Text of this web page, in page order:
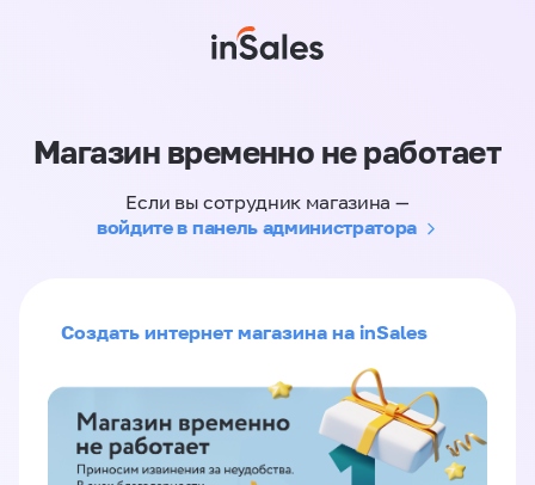
Магазин временно не работает
Если вы сотрудник магазина —
войдите в панель администратора
Создать интернет магазина на inSales